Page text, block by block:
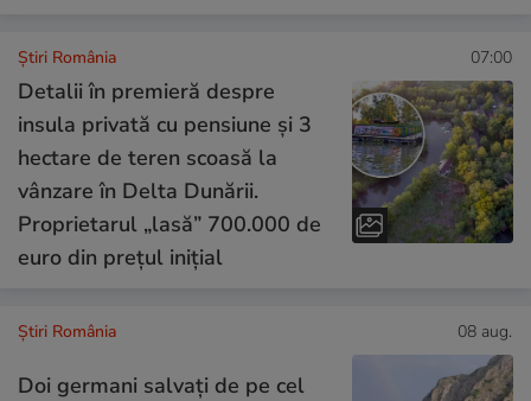
Știri România 07:00
Detalii în premieră despre
insula privată cu pensiune și 3
hectare de teren scoasă la
vânzare în Delta Dunării.
Proprietarul „lasă” 700.000 de
euro din prețul inițial
Știri România 08 aug.
Doi germani salvați de pe cel